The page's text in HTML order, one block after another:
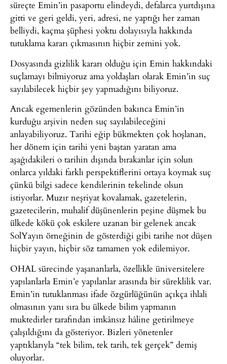
süreçte Emin’in pasaportu elindeydi, defalarca yurtdışına
gitti ve geri geldi, yeri, adresi, ne yaptığı her zaman
belliydi, kaçma şüphesi yoktu dolayısıyla hakkında
tutuklama kararı çıkmasının hiçbir zemini yok.
Dosyasında gizlilik kararı olduğu için Emin hakkındaki
suçlamayı bilmiyoruz ama yoldaşları olarak Emin’in suç
sayılabilecek hiçbir şey yapmadığını biliyoruz.
Ancak egemenlerin gözünden bakınca Emin’in
kurduğu arşivin neden suç sayılabileceğini
anlayabiliyoruz. Tarihi eğip bükmekten çok hoşlanan,
her dönem için tarihi yeni baştan yaratan ama
aşağıdakileri o tarihin dışında bırakanlar için solun
onlarca yıldaki farklı perspektiflerini ortaya koymak suç
çünkü bilgi sadece kendilerinin tekelinde olsun
istiyorlar. Muzır neşriyat kovalamak, gazetelerin,
gazetecilerin, muhalif düşünenlerin peşine düşmek bu
ülkede kökü çok eskilere uzanan bir gelenek ancak
SolYayın örneğinin de gösterdiği gibi tarihe not düşen
hiçbir yayın, hiçbir söz tamamen yok edilemiyor.
OHAL sürecinde yaşananlarla, özellikle üniversitelere
yapılanlarla Emin’e yapılanlar arasında bir süreklilik var.
Emin’in tutuklanması ifade özgürlüğünün açıkça ihlali
olmasının yanı sıra bu ülkede bilim yapmanın
muktedirler tarafından imkânsız hâline getirilmeye
çalışıldığını da gösteriyor. Bizleri yönetenler
yaptıklarıyla “tek bilim, tek tarih, tek gerçek” demiş
oluyorlar.